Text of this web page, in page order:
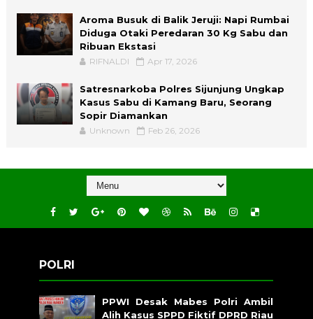
Aroma Busuk di Balik Jeruji: Napi Rumbai
Diduga Otaki Peredaran 30 Kg Sabu dan
Ribuan Ekstasi
RIFNALDI Apr 17, 2026
Satresnarkoba Polres Sijunjung Ungkap
Kasus Sabu di Kamang Baru, Seorang
Sopir Diamankan
Unknown Feb 26, 2026
POLRI
PPWI Desak Mabes Polri Ambil
Alih Kasus SPPD Fiktif DPRD Riau